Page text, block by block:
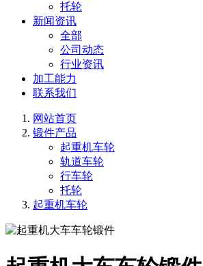
托轮
新闻资讯
全部
公司动态
行业资讯
加工能力
联系我们
网站首页
锻件产品
起重机车轮
轨道车轮
行车轮
托轮
起重机车轮